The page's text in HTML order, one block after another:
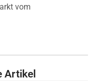
vom
Artikel